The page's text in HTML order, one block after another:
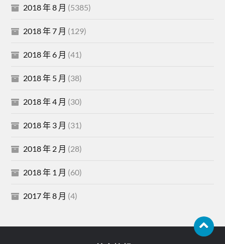
2018 年 8 月 (5385)
2018 年 7 月 (129)
2018 年 6 月 (41)
2018 年 5 月 (38)
2018 年 4 月 (30)
2018 年 3 月 (31)
2018 年 2 月 (28)
2018 年 1 月 (60)
2017 年 8 月 (4)